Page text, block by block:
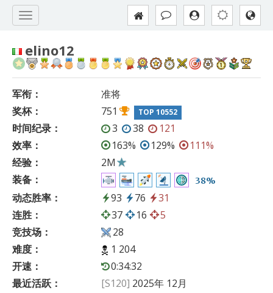
elino12
军衔：
准将
奖杯：
751 TOP 10552
时间纪录： 3 38
121
效率：
163% 129%
111%
经验：
2M
装备：
38%
动态胜率： 93 76
31
连胜：
37 16
5
竞技场：
28
难度：
1 204
开速：
0:34:32
最近活跃：
[S120] 2025年 12月